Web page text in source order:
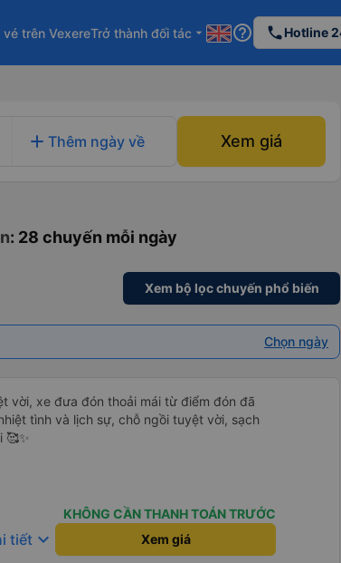
trên VexereTrở thành đối tác arrow_drop_down help_outline phoneHotline
add Thêm ngày về Xem giá
: 28 chuyến mỗi ngày
Xem bộ lọc chuyến phổ biến
Chọn ngày
vời, xe đưa đón thoải mái từ điểm đón đã
tình và lịch sự, chỗ ngồi tuyệt vời, sạch
🥰✨
KHÔNG CẦN THANH TOÁN TRƯỚC
tiết keyboard_arrow_down Xem giá